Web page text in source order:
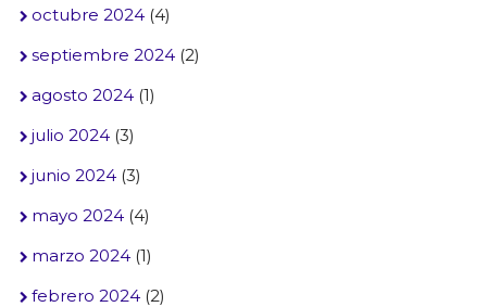
octubre 2024(4)
septiembre 2024(2)
agosto 2024(1)
julio 2024(3)
junio 2024(3)
mayo 2024(4)
marzo 2024(1)
febrero 2024(2)